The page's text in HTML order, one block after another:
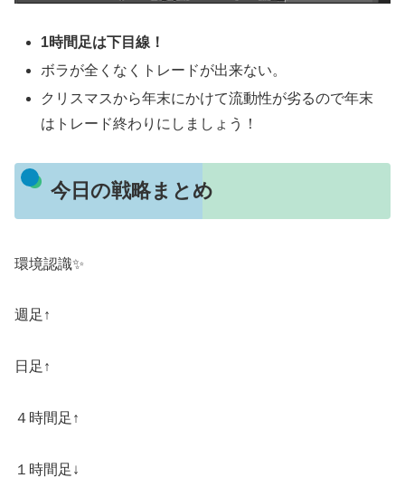
1時間足は下目線！
ボラが全くなくトレードが出来ない。
クリスマスから年末にかけて流動性が劣るので年末
はトレード終わりにしましょう！
今日の戦略まとめ
環境認識✨
週足↑
日足↑
４時間足↑
１時間足↓